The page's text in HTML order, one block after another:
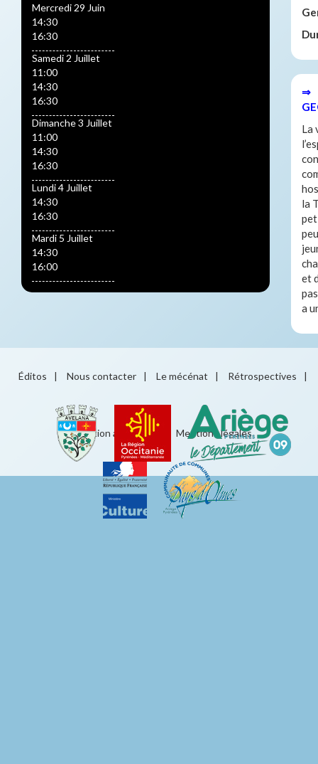
Mercredi 29 Juin
14:30
16:30
Samedi 2 Juillet
11:00
14:30
16:30
Dimanche 3 Juillet
11:00
14:30
16:30
Lundi 4 Juillet
14:30
16:30
Mardi 5 Juillet
14:30
16:00
⇒
La
la
et
a
Éditos | Nous contacter | Le mécénat | Rétrospectives |
Éducation artistique Mentions légales